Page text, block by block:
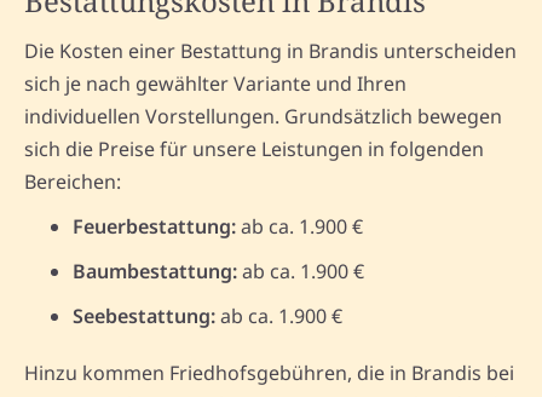
Die Kosten einer Bestattung in Brandis unterscheiden
sich je nach gewählter Variante und Ihren
individuellen Vorstellungen. Grundsätzlich bewegen
sich die Preise für unsere Leistungen in folgenden
Bereichen:
Feuerbestattung:ab ca. 1.900 €
Baumbestattung:ab ca. 1.900 €
Seebestattung:ab ca. 1.900 €
Hinzu kommen Friedhofsgebühren, die in Brandis bei